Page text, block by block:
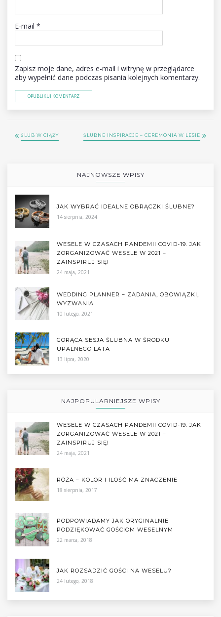
E-mail *
Zapisz moje dane, adres e-mail i witrynę w przeglądarce
aby wypełnić dane podczas pisania kolejnych komentarzy.
ŚLUBNE INSPIRACJE – CEREMONIA W LESIE
ŚLUB W CIĄŻY
NAJNOWSZE WPISY
JAK WYBRAĆ IDEALNE OBRĄCZKI ŚLUBNE?
14 sierpnia, 2024
WESELE W CZASACH PANDEMII COVID-19. JAK
ZORGANIZOWAĆ WESELE W 2021 –
ZAINSPIRUJ SIĘ!
24 maja, 2021
WEDDING PLANNER – ZADANIA, OBOWIĄZKI,
WYZWANIA
10 lutego, 2021
GORĄCA SESJA ŚLUBNA W ŚRODKU
UPALNEGO LATA
13 lipca, 2020
NAJPOPULARNIEJSZE WPISY
WESELE W CZASACH PANDEMII COVID-19. JAK
ZORGANIZOWAĆ WESELE W 2021 –
ZAINSPIRUJ SIĘ!
24 maja, 2021
RÓŻA – KOLOR I ILOŚĆ MA ZNACZENIE
18 sierpnia, 2017
PODPOWIADAMY JAK ORYGINALNIE
PODZIĘKOWAĆ GOŚCIOM WESELNYM
22 marca, 2018
JAK ROZSADZIĆ GOŚCI NA WESELU?
24 lutego, 2018